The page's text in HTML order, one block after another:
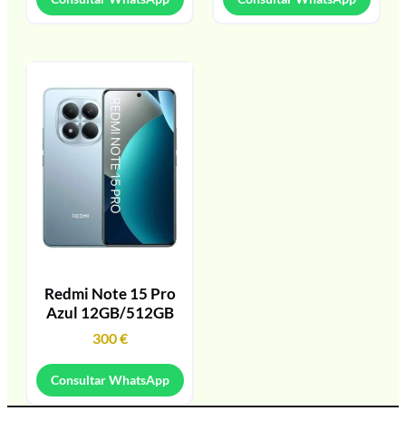
Redmi Note 15 Pro
Azul 12GB/512GB
300€
Consultar WhatsApp